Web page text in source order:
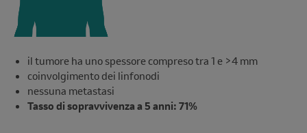
il tumore ha uno spessore compreso tra 1 e >4 mm
coinvolgimento dei linfonodi
nessuna metastasi
Tasso di sopravvivenza a 5 anni: 71%